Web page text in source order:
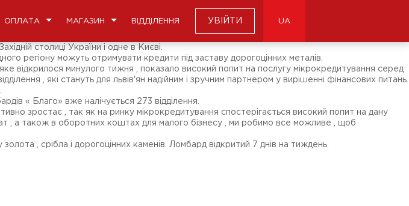
ОПЛАТА МАГАЗИН ВІДДІЛЕННЯ УВІЙТИ UA
столиці України і одне в Києві.
регіону можуть отримувати кредити під заставу дорогоцінних металів.
відкрилося минулого тижня , показало високий попит на послугу мікрокредитування серед
, які стануть для львів'ян надійним і зручним партнером у вирішенні фінансових питань.
« Благо» вже налічується 273 відділення.
зростає , так як на ринку мікрокредитування спостерігається високий попит на дану
, а також в оборотних коштах для малого бізнесу , ми робимо все можливе , щоб
, срібла і дорогоцінних каменів. Ломбард відкритий 7 днів на тиждень.